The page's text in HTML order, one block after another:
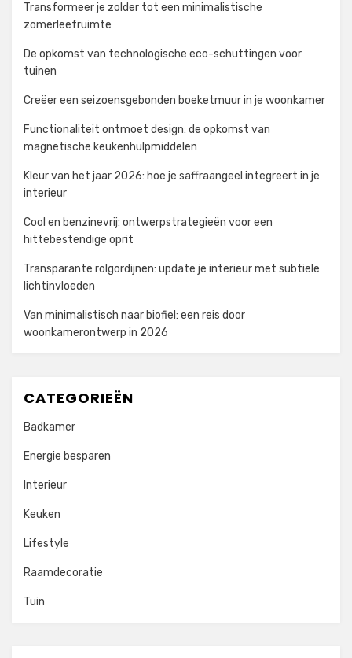
Transformeer je zolder tot een minimalistische
zomerleefruimte
De opkomst van technologische eco-schuttingen voor
tuinen
Creëer een seizoensgebonden boeketmuur in je woonkamer
Functionaliteit ontmoet design: de opkomst van
magnetische keukenhulpmiddelen
Kleur van het jaar 2026: hoe je saffraangeel integreert in je
interieur
Cool en benzinevrij: ontwerpstrategieën voor een
hittebestendige oprit
Transparante rolgordijnen: update je interieur met subtiele
lichtinvloeden
Van minimalistisch naar biofiel: een reis door
woonkamerontwerp in 2026
CATEGORIEËN
Badkamer
Energie besparen
Interieur
Keuken
Lifestyle
Raamdecoratie
Tuin